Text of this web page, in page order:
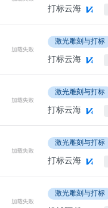
打标云海
激光雕刻与打标
打标云海
激光雕刻与打标
打标云海
激光雕刻与打标
打标云海
激光雕刻与打标